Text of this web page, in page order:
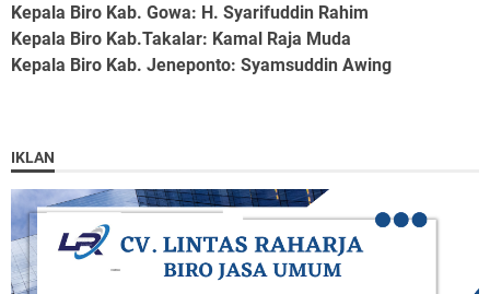
Kepala Biro Kab. Gowa: H. Syarifuddin Rahim
Kepala Biro Kab.Takalar: Kamal Raja Muda
Kepala Biro Kab. Jeneponto: Syamsuddin Awing
IKLAN